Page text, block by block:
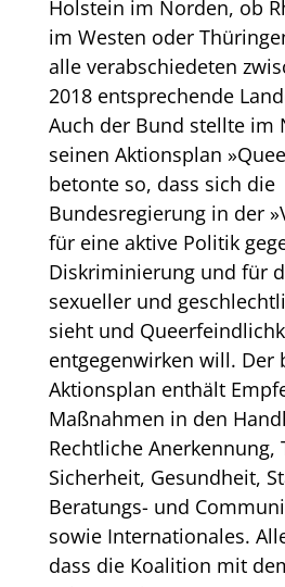
Holstein im Norden, ob
im Westen oder
alle verabschiedeten
2018 entsprechende
Auch der Bund stellte im
seinen Aktionsplan
betonte so, dass sich die
Bundesregierung in der
für eine aktive Politik
Diskriminierung und für
sexueller und
sieht und
entgegenwirken will. Der
Aktionsplan enthält
Maßnahmen in den
Rechtliche Anerkennung,
Sicherheit, Gesundheit,
Beratungs- und
sowie Internationales.
dass die Koalition mit